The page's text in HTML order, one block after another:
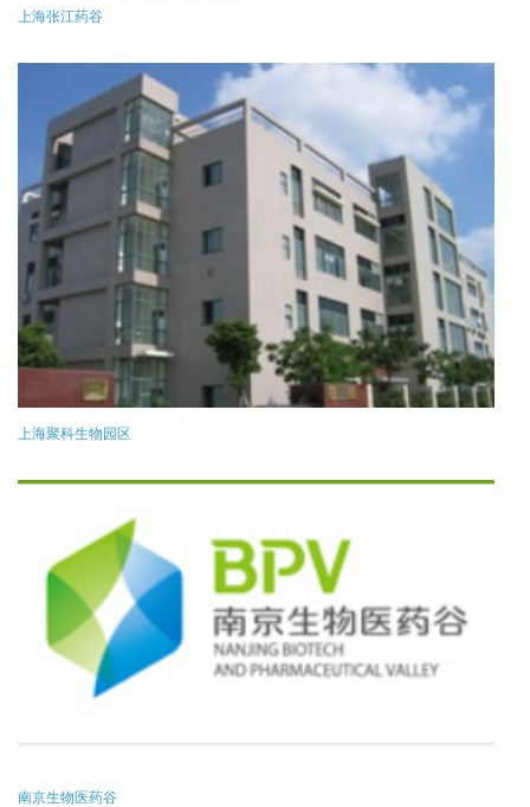
上海张江药谷
上海聚科生物园区
南京生物医药谷